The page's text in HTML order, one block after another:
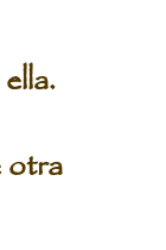
otra